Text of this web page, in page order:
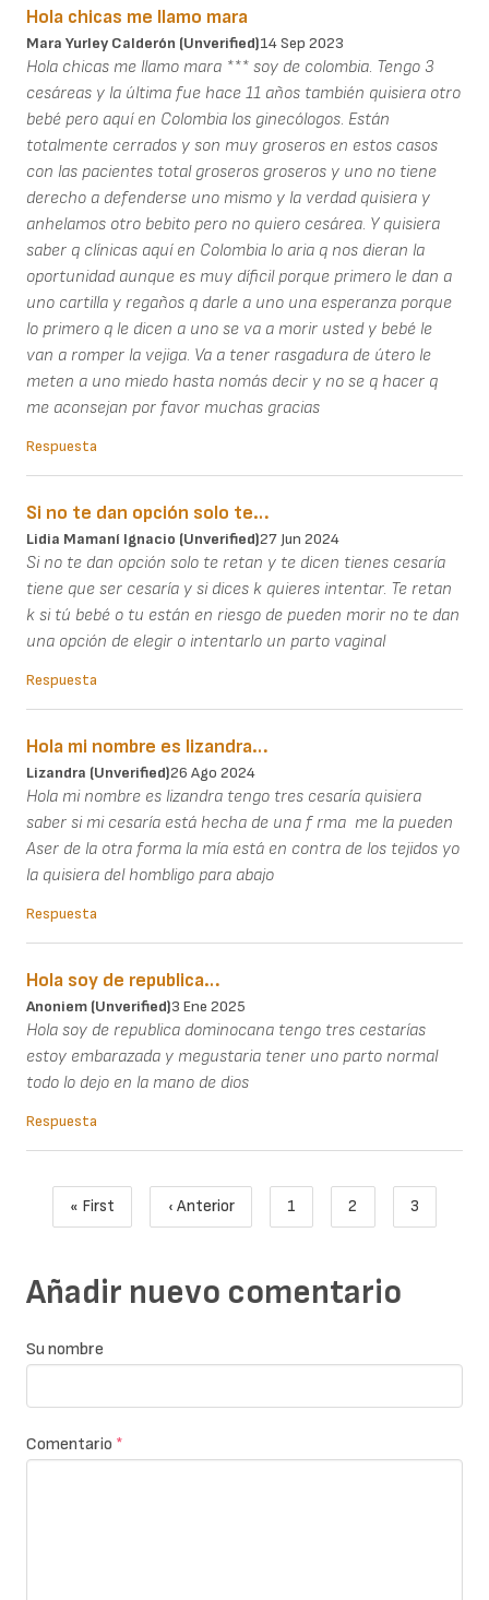
Hola chicas me llamo mara
Mara Yurley Calderón (unverified)14 Sep 2023
Hola chicas me llamo mara *** soy de colombia. Tengo 3
cesáreas y la última fue hace 11 años también quisiera otro
bebé pero aquí en Colombia los ginecólogos. Están
totalmente cerrados y son muy groseros en estos casos
con las pacientes total groseros groseros y uno no tiene
derecho a defenderse uno mismo y la verdad quisiera y
anhelamos otro bebito pero no quiero cesárea. Y quisiera
saber q clínicas aquí en Colombia lo aria q nos dieran la
oportunidad aunque es muy díficil porque primero le dan a
uno cartilla y regaños q darle a uno una esperanza porque
lo primero q le dicen a uno se va a morir usted y bebé le
van a romper la vejiga. Va a tener rasgadura de útero le
meten a uno miedo hasta nomás decir y no se q hacer q
me aconsejan por favor muchas gracias
Respuesta
Si no te dan opción solo te…
Lidia Mamaní Ignacio (unverified)27 Jun 2024
Si no te dan opción solo te retan y te dicen tienes cesaría
tiene que ser cesaría y si dices k quieres intentar. Te retan
k si tú bebé o tu están en riesgo de pueden morir no te dan
una opción de elegir o intentarlo un parto vaginal
Respuesta
Hola mi nombre es lizandra…
Lizandra (unverified)26 Ago 2024
Hola mi nombre es lizandra tengo tres cesaría quisiera
saber si mi cesaría está hecha de una f rma me la pueden
Aser de la otra forma la mía está en contra de los tejidos yo
la quisiera del hombligo para abajo
Respuesta
Hola soy de republica…
Anoniem (unverified)3 Ene 2025
Hola soy de republica dominocana tengo tres cestarías
estoy embarazada y megustaria tener uno parto normal
todo lo dejo en la mano de dios
Respuesta
Paginación
Primera página
« First
Página anterior
‹ Anterior
Page
1
Page
2
Página
3
Añadir nuevo comentario
Su nombre
Comentario *